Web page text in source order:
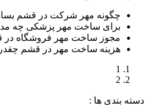
چگونه مهر شرکت در قشم
برای ساخت مهر پزشکی چه
مجوز ساخت مهر فروشگاه در
هزینه ساخت مهر در قشم
1
2
دسته‌ بندی‌ ها :